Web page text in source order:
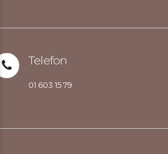
Telefon
01 603 15 79